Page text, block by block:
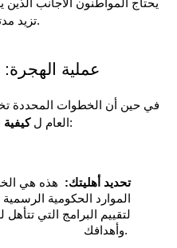
عملية
العام ل كيفية
تحديد أهليتك: